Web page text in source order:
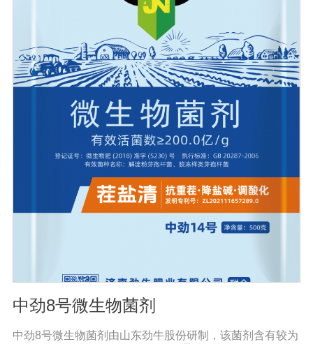
干物质，农产品质量好。(2)提高土壤肥力，改善土壤理化
可以不断提高土壤有机质的含量。微生物分解后，有机质
可缩合成新的腐殖质，与土壤中的其他物质结合，形成有
机无机复合体，促进土壤中微粒结构的形成，协调水、
肥、气、热的矛盾，改善土壤结构，疏松土壤，提高耕作
能力。(3)调整微生物区系，改善土壤微生态系统。腐烂的
有机肥含有酵母、乳酸菌、纤维素分解菌和其他有益微生
物，生物有机肥还含有固氮、硅酸盐、溶磷、光合细菌和
假单胞细菌，这些微生物除了产生大量活性物质外，还具
有固氮、溶磷、钾，有些还具有抑制植物根病原体的能
力，有些有能力改善土壤微生态环境。此外，生物有机肥
施入土壤后，可以调节土壤中微生物的区域组成，有利于
改变土壤中微生态系统的结构。(4)激活不溶化合物，提高
土壤供养能力。生物有机肥含有固氮微生物，可以通过固
氮酶的作用将空气中的氮还原为可被作物吸收利用的成
分，是作物提供氮营养的重要途径。
中劲8号微生物菌剂
中劲8号微生物菌剂由山东劲牛股份研制，该菌剂含有较为